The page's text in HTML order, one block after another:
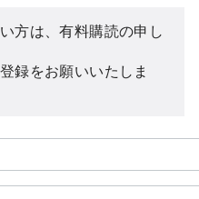
方は、有料購読の申し
録をお願いいたしま